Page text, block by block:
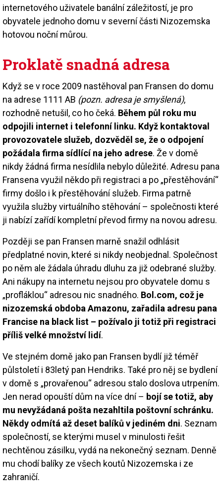
internetového uživatele banální záležitostí, je pro
obyvatele jednoho domu v severní části Nizozemska
hotovou noční můrou.
Proklatě snadná adresa
Když se v roce 2009 nastěhoval pan Fransen do domu
na adrese 1111 AB (pozn. adresa je smyšlená),
rozhodně netušil, co ho čeká. Během půl roku mu
odpojili internet i telefonní linku. Když kontaktoval
provozovatele služeb, dozvěděl se, že o odpojení
požádala firma sídlící na jeho adrese. Že v domě
nikdy žádná firma nesídlila nebylo důležité. Adresu pana
Fransena využil někdo při registraci a po „přestěhování“
firmy došlo i k přestěhování služeb. Firma patrně
využila služby virtuálního stěhování – společnosti které
ji nabízí zařídí kompletní převod firmy na novou adresu.
Později se pan Fransen marně snažil odhlásit
předplatné novin, které si nikdy neobjednal. Společnost
po něm ale žádala úhradu dluhu za již odebrané služby.
Ani nákupy na internetu nejsou pro obyvatele domu s
„profláklou“ adresou nic snadného. Bol.com, což je
nizozemská obdoba Amazonu, zařadila adresu pana
Francise na black list – požívalo ji totiž při registraci
příliš velké množství lidí.
Ve stejném domě jako pan Fransen bydlí již téměř
půlstoletí i 83letý pan Hendriks. Také pro něj se bydlení
v domě s „provařenou“ adresou stalo doslova utrpením.
Jen nerad opouští dům na více dní – bojí se totiž, aby
mu nevyžádaná pošta nezahltila poštovní schránku.
Někdy odmítá až deset balíků v jediném dni. Seznam
společností, se kterými musel v minulosti řešit
nechtěnou zásilku, vydá na nekonečný seznam. Denně
mu chodí balíky ze všech koutů Nizozemska i ze
zahraničí.